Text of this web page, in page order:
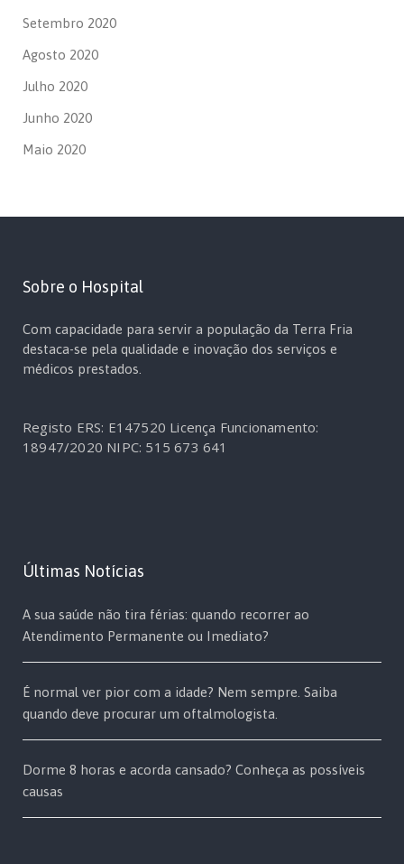
Setembro 2020
Agosto 2020
Julho 2020
Junho 2020
Maio 2020
Sobre o Hospital
Com capacidade para servir a população da Terra Fria
destaca-se pela qualidade e inovação dos serviços e
médicos prestados.
Registo ERS: E147520 Licença Funcionamento:
18947/2020 NIPC: 515 673 641
Últimas Notícias
A sua saúde não tira férias: quando recorrer ao
Atendimento Permanente ou Imediato?
É normal ver pior com a idade? Nem sempre. Saiba
quando deve procurar um oftalmologista.
Dorme 8 horas e acorda cansado? Conheça as possíveis
causas